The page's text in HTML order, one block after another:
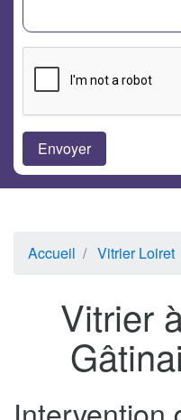
Accueil Vitrier Loiret
Vitrier